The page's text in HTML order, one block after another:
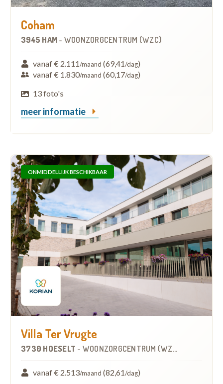
Coham
3945 HAM - WOONZORGCENTRUM (WZC)
vanaf € 2.111/maand (69,41/dag)
vanaf € 1.830/maand (60,17/dag)
13 foto's
meer informatie
ONMIDDELLIJK BESCHIKBAAR
Villa Ter Vrugte
3730 HOESELT - WOONZORGCENTRUM (WZC)
vanaf € 2.513/maand (82,61/dag)